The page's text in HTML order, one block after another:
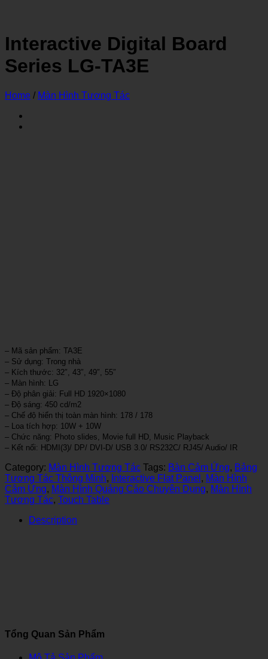
Interactive Digital Board
Series LG-TA3E
Home / Màn Hình Tương Tác
– Mã sản phẩm: TA3E
– Sử dụng: Trong nhà
– Kích thước: 32″, 43″, 49″, 55″
– Màn hình: LG
– Độ phân giải: Full HD 1920×1080
– Độ sáng: 450 cd/m2
– Chế độ hiển thị toàn màn hình: 178 / 178
– Loa tích hợp: 10W + 10W
– Chức năng: Photo slides, Movie full HD, Music Playback
– Kết nối: HDMI(3)/ DP/ DVI-D/ USB 3.0/ RS232C/ RJ45/ Audio/ IR
Category: Màn Hình Tương Tác Tags: Bàn Cảm Ứng, Bảng
Tương Tác Thông Minh, Interactive Flat Panel , Màn Hình
Cảm Ứng, Màn Hình Quảng Cáo Chuyên Dụng, Màn Hình
Tương Tác, Touch Table
Description
Tổng Quan Sản Phẩm